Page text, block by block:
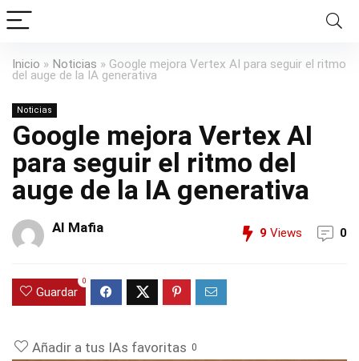
Inicio » Noticias » Google mejora Vertex AI para seguir el ritmo
del auge de la IA generativa
Noticias
Google mejora Vertex AI
para seguir el ritmo del
auge de la IA generativa
AI Mafia 9 Views 0
Guardar
0
Añadir a tus IAs favoritas 0